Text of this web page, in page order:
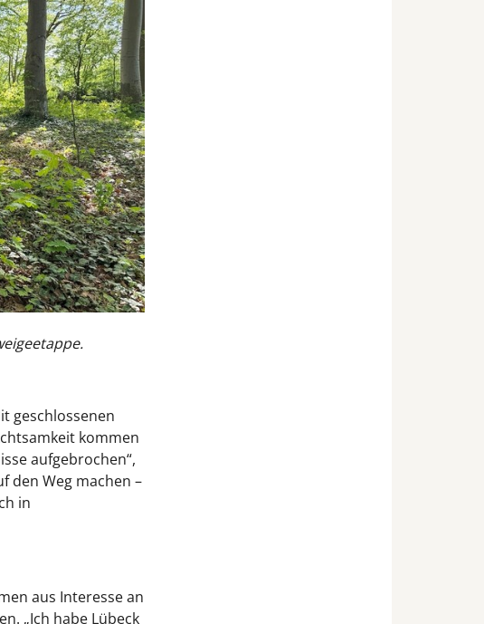
geschlossenen
kommen
aufgebrochen“,
den Weg machen –
in
aus Interesse an
„Ich habe Lübeck